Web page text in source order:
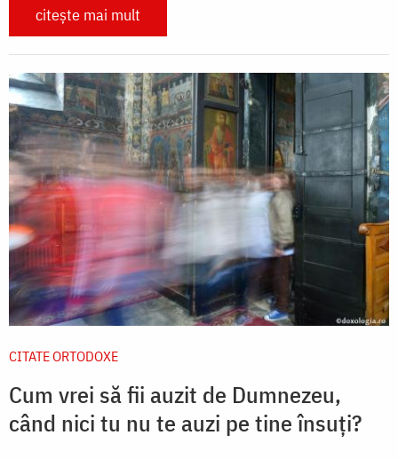
citește mai mult
CITATE ORTODOXE
Cum vrei să fii auzit de Dumnezeu,
când nici tu nu te auzi pe tine însuți?